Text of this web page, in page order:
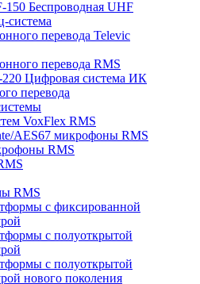
150 Беспроводная UHF
система
перевода Televic
перевода RMS
Цифровая система ИК
перевода
VoxFlex RMS
AES67 микрофоны RMS
RMS
RMS
с фиксированной
с полуоткрытой
с полуоткрытой
нового поколения